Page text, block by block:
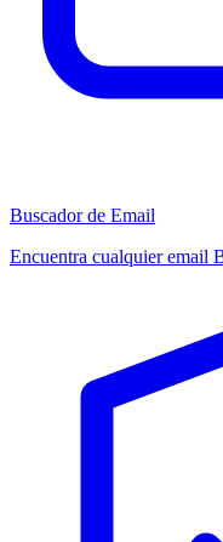
Buscador de Email
Encuentra cualquier email